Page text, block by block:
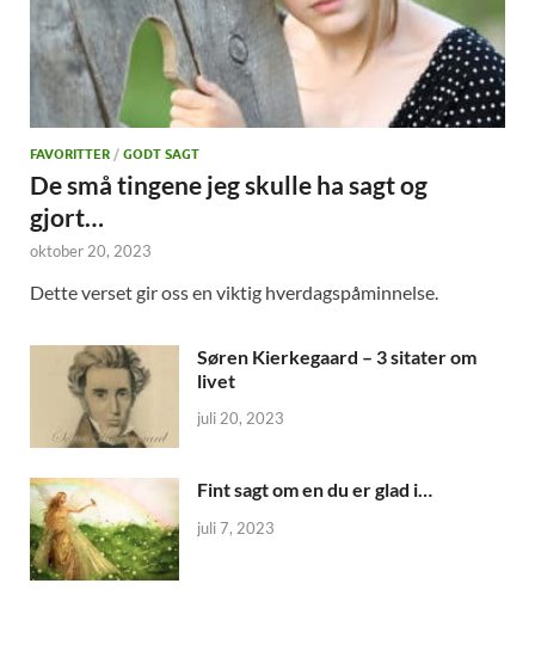
FAVORITTER / GODT SAGT
De små tingene jeg skulle ha sagt og
gjort…
oktober 20, 2023
Dette verset gir oss en viktig hverdagspåminnelse.
Søren Kierkegaard – 3 sitater om
livet
juli 20, 2023
Fint sagt om en du er glad i…
juli 7, 2023